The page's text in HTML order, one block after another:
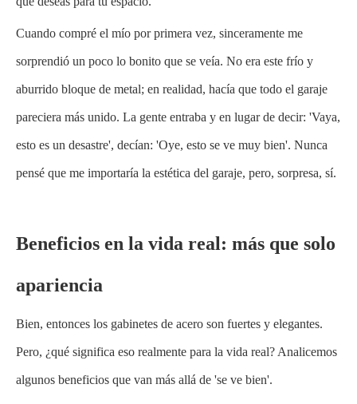
Cuando compré el mío por primera vez, sinceramente me
sorprendió un poco lo bonito que se veía. No era este frío y
aburrido bloque de metal; en realidad, hacía que todo el garaje
pareciera más unido. La gente entraba y en lugar de decir: 'Vaya,
esto es un desastre', decían: 'Oye, esto se ve muy bien'. Nunca
pensé que me importaría la estética del garaje, pero, sorpresa, sí.
Beneficios en la vida real: más que solo
apariencia
Bien, entonces los gabinetes de acero son fuertes y elegantes.
Pero, ¿qué significa eso realmente para la vida real? Analicemos
algunos beneficios que van más allá de 'se ve bien'.